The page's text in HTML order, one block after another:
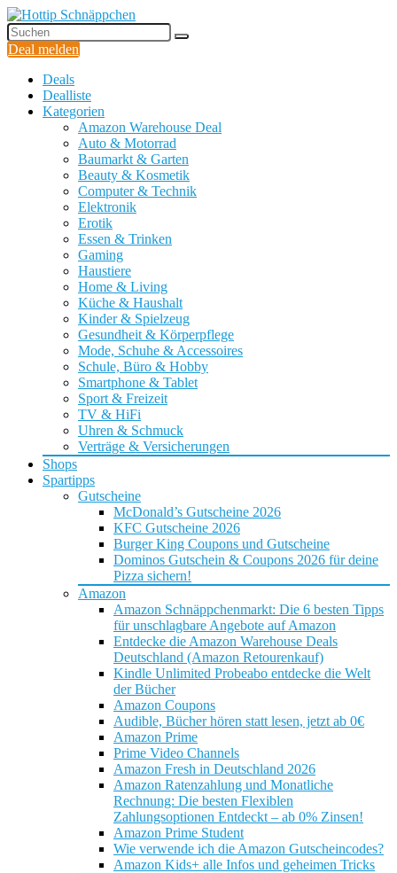
Deal melden
Deals
Dealliste
Kategorien
Amazon Warehouse Deal
Auto & Motorrad
Baumarkt & Garten
Beauty & Kosmetik
Computer & Technik
Elektronik
Erotik
Essen & Trinken
Gaming
Haustiere
Home & Living
Küche & Haushalt
Kinder & Spielzeug
Gesundheit & Körperpflege
Mode, Schuhe & Accessoires
Schule, Büro & Hobby
Smartphone & Tablet
Sport & Freizeit
TV & HiFi
Uhren & Schmuck
Verträge & Versicherungen
Shops
Spartipps
Gutscheine
McDonald’s Gutscheine 2026
KFC Gutscheine 2026
Burger King Coupons und Gutscheine
Dominos Gutschein & Coupons 2026 für deine
Pizza sichern!
Amazon
Amazon Schnäppchenmarkt: Die 6 besten Tipps
für unschlagbare Angebote auf Amazon
Entdecke die Amazon Warehouse Deals
Deutschland (Amazon Retourenkauf)
Kindle Unlimited Probeabo entdecke die Welt
der Bücher
Amazon Coupons
Audible, Bücher hören statt lesen, jetzt ab 0€
Amazon Prime
Prime Video Channels
Amazon Fresh in Deutschland 2026
Amazon Ratenzahlung und Monatliche
Rechnung: Die besten Flexiblen
Zahlungsoptionen Entdeckt – ab 0% Zinsen!
Amazon Prime Student
Wie verwende ich die Amazon Gutscheincodes?
Amazon Kids+ alle Infos und geheimen Tricks